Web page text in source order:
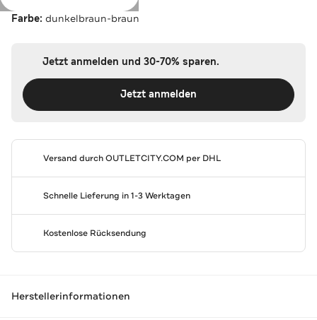
Farbe: dunkelbraun-braun
Jetzt anmelden und 30-70% sparen.
Jetzt anmelden
Versand durchOUTLETCITY.COM per DHL
Schnelle Lieferung in 1-3 Werktagen
Kostenlose Rücksendung
Herstellerinformationen